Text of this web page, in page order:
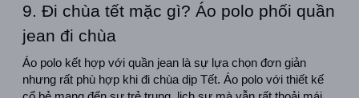
9. Đi chùa tết mặc gì? Áo polo phối quần
jean đi chùa
Áo polo kết hợp với quần jean là sự lựa chọn đơn giản
nhưng rất phù hợp khi đi chùa dịp Tết. Áo polo với thiết kế